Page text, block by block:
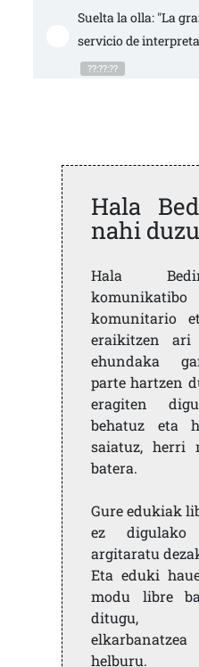
Suelta la olla: "La
servicio de
??:??:??
Hala
nahi
Hala
komunitario
eraikitzen ari
ehundaka
parte hartzen
eragiten
behatuz eta
saiatuz, herri
batera.
Gure edukiak
ez digulako
argitaratu
Eta eduki
modu libre
ditugu,
helburu.